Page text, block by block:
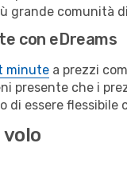
grande comunità
con eDreams
minute a prezzi
presente che i
di essere flessibile